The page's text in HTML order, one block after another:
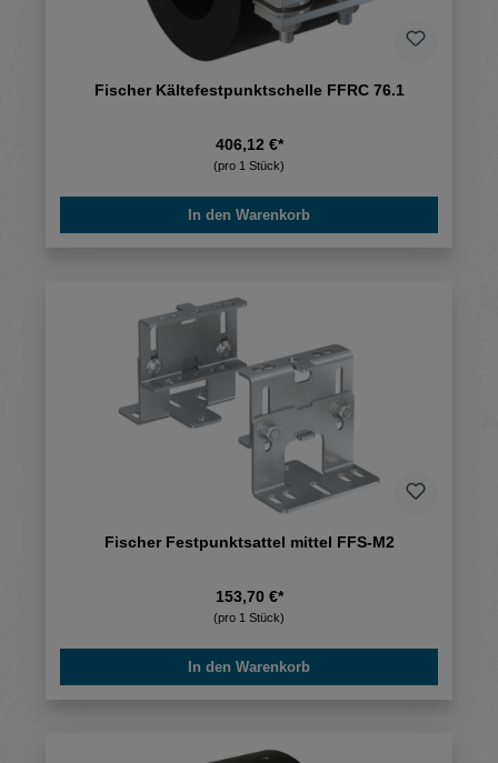
Fischer Kältefestpunktschelle FFRC 76.1
406,12 €*
(pro 1 Stück)
In den Warenkorb
Fischer Festpunktsattel mittel FFS-M2
153,70 €*
(pro 1 Stück)
In den Warenkorb